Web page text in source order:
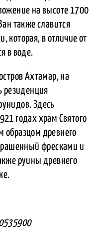
на высоте 1700
также славится
которая, в отличие от
в воде.
Ахтамар, на
резиденция
Здесь
годах храм Святого
образцом древнего
фресками и
руины древнего